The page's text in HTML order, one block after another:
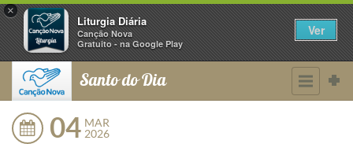
×
Liturgia Diária
Canção Nova
Gratuito - na Google Play
Ver
Santo do Dia
04 MAR
2026